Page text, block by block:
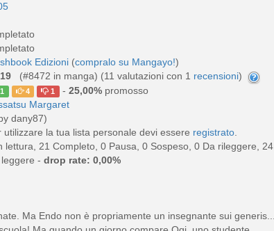
Edizioni (compralo su Mangayo!)
(#8472 in manga) (11 valutazioni con 1 recensioni)
1 4 1 - 25,00%promosso
Margaret
dany87)
utilizzare la tua lista personale devi essere registrato
lettura, 21 Completo, 0 Pausa, 0 Sospeso, 0 Da rileggere, 24
leggere - drop rate: 0,00%
Ma Endo non è propriamente un insegnante sui generis...